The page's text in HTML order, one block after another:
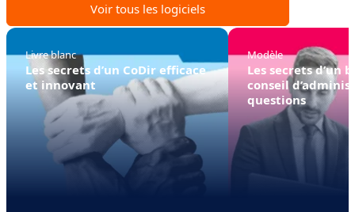
Voir tous les logiciels
Livre blanc
Les secrets d’un CoDir efficace
et innovant
Modèle
Les secrets d’un
conseil
questions